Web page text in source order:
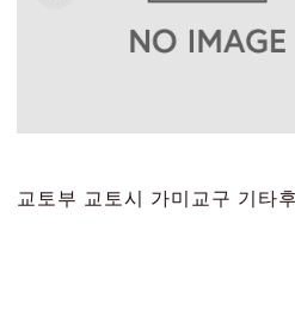
교토부 교토시 가미교구 기타